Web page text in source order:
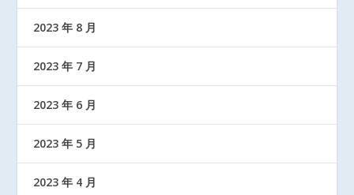
2023 年 8 月
2023 年 7 月
2023 年 6 月
2023 年 5 月
2023 年 4 月